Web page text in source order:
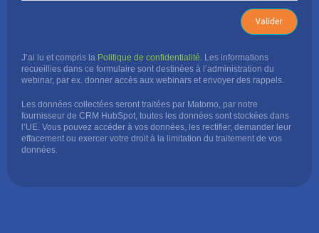
J’ai lu et compris la Politique de confidentialité. Les informations
recueillies dans ce formulaire sont destinées à l’administration du
webinar, par ex. donner accès aux webinars et envoyer des rappels.
Les données collectées seront traitées par Matomo, par notre
fournisseur de CRM HubSpot, toutes les données sont stockées dans
l’UE. Vous pouvez accéder à vos données, les rectifier, demander leur
effacement ou exercer votre droit à la limitation du traitement de vos
données.